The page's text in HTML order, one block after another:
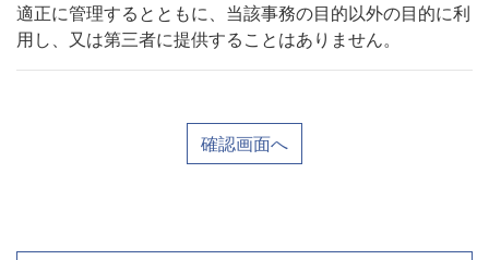
適正に管理するとともに、当該事務の目的以外の目的に利
用し、又は第三者に提供することはありません。
確認画面へ